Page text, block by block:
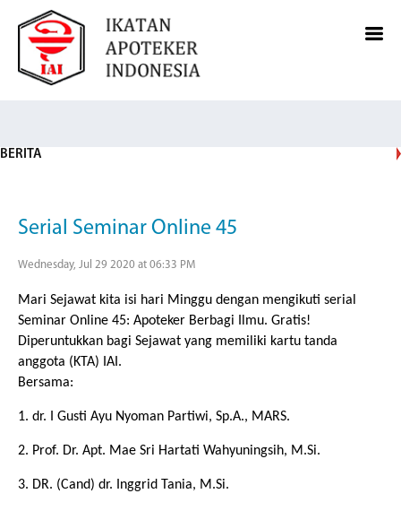
BERITA
Serial Seminar Online 45
Wednesday, Jul 29 2020 at 06:33 PM
Mari Sejawat kita isi hari Minggu dengan mengikuti serial
Seminar Online 45: Apoteker Berbagi Ilmu. Gratis!
Diperuntukkan bagi Sejawat yang memiliki kartu tanda
anggota (KTA) IAI.
Bersama:
1. dr. I Gusti Ayu Nyoman Partiwi, Sp.A., MARS.
2. Prof. Dr. Apt. Mae Sri Hartati Wahyuningsih, M.Si.
3. DR. (Cand) dr. Inggrid Tania, M.Si.